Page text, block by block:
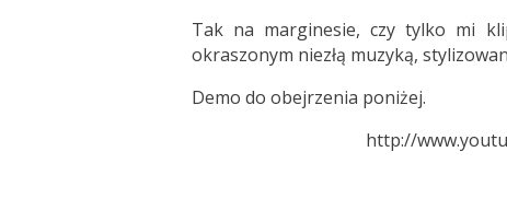
Tak na marginesie, czy tylko mi
okraszonym niezłą muzyką,
Demo do obejrzenia poniżej.
http://